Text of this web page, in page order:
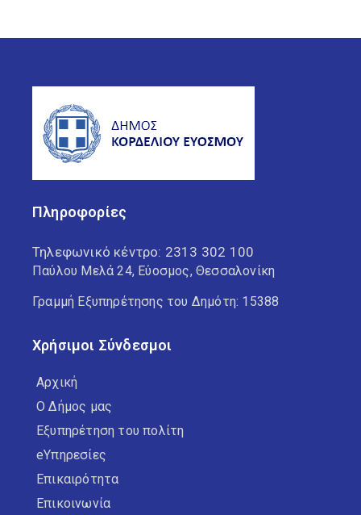
Πληροφορίες
Τηλεφωνικό κέντρο: 2313 302 100
Παύλου Μελά 24, Εύοσμος, Θεσσαλονίκη
Γραμμή Εξυπηρέτησης του Δημότη: 15388
Χρήσιμοι Σύνδεσμοι
Αρχική
Ο Δήμος μας
Εξυπηρέτηση του πολίτη
eΥπηρεσίες
Επικαιρότητα
Επικοινωνία